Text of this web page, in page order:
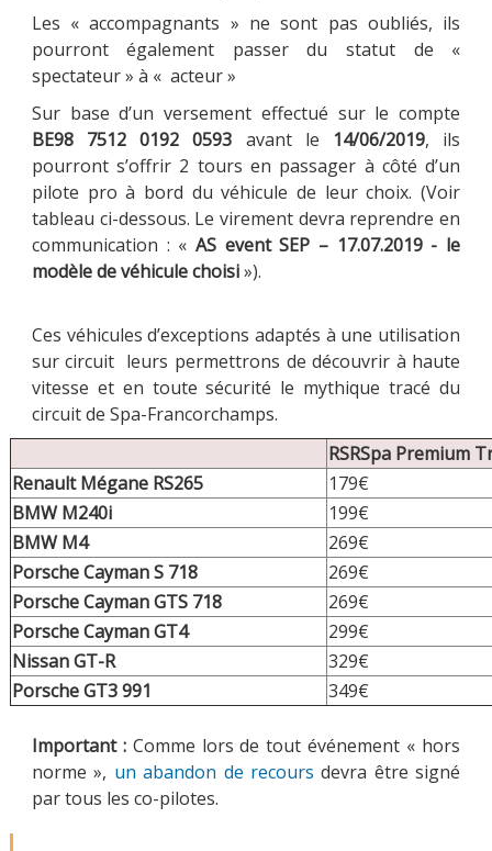
Les « accompagnants » ne sont pas oubliés, ils
pourront également passer du statut de «
spectateur » à « acteur »
Sur base d’un versement effectué sur le compte
BE98 7512 0192 0593 avant le 14/06/2019, ils
pourront s’offrir 2 tours en passager à côté d’un
pilote pro à bord du véhicule de leur choix. (Voir
tableau ci-dessous. Le virement devra reprendre en
communication : « AS event SEP – 17.07.2019 - le
modèle de véhicule choisi»).
Ces véhicules d’exceptions adaptés à une utilisation
sur circuit leurs permettrons de découvrir à haute
vitesse et en toute sécurité le mythique tracé du
circuit de Spa-Francorchamps.
RSRSpa Premium
Renault Mégane RS265
179€
BMW M240i
199€
BMW M4
269€
Porsche Cayman S 718
269€
Porsche Cayman GTS 718
269€
Porsche Cayman GT4
299€
Nissan GT-R
329€
Porsche GT3 991
349€
Important :Comme lors de tout événement « hors
norme », un abandon de recours devra être signé
par tous les co-pilotes.